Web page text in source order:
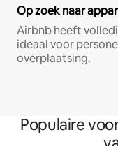
Op zoek naar
Airbnb heeft
ideaal voor
overplaatsing.
Populaire